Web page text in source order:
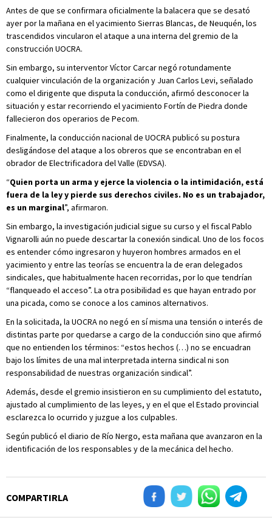
Antes de que se confirmara oficialmente la balacera que se desató
ayer por la mañana en el yacimiento Sierras Blancas, de Neuquén, los
trascendidos vincularon el ataque a una interna del gremio de la
construcción UOCRA.
Sin embargo, su interventor Víctor Carcar negó rotundamente
cualquier vinculación de la organización y Juan Carlos Levi, señalado
como el dirigente que disputa la conducción, afirmó desconocer la
situación y estar recorriendo el yacimiento Fortín de Piedra donde
fallecieron dos operarios de Pecom.
Finalmente, la conducción nacional de UOCRA publicó su postura
desligándose del ataque a los obreros que se encontraban en el
obrador de Electrificadora del Valle (EDVSA).
“Quien porta un arma y ejerce la violencia o la intimidación, está
fuera de la ley y pierde sus derechos civiles. No es un trabajador,
es un marginal”, afirmaron.
Sin embargo, la investigación judicial sigue su curso y el fiscal Pablo
Vignarolli aún no puede descartar la conexión sindical. Uno de los focos
es entender cómo ingresaron y huyeron hombres armados en el
yacimiento y entre las teorías se encuentra la de eran delegados
sindicales, que habitualmente hacen recorridas, por lo que tendrían
“flanqueado el acceso”. La otra posibilidad es que hayan entrado por
una picada, como se conoce a los caminos alternativos.
En la solicitada, la UOCRA no negó en sí misma una tensión o interés de
distintas parte por quedarse a cargo de la conducción sino que afirmó
que no entienden los términos: “estos hechos (…) no se encuadran
bajo los límites de una mal interpretada interna sindical ni son
responsabilidad de nuestras organización sindical”.
Además, desde el gremio insistieron en su cumplimiento del estatuto,
ajustado al cumplimiento de las leyes, y en el que el Estado provincial
esclarezca lo ocurrido y juzgue a los culpables.
Según publicó el diario de Río Nergo, esta mañana que avanzaron en la
identificación de los responsables y de la mecánica del hecho.
COMPARTIRLA